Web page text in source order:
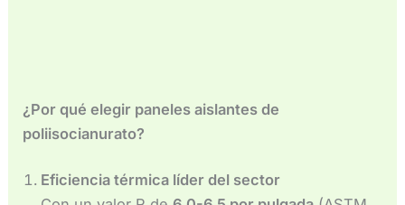
¿Por qué elegir paneles aislantes de
poliisocianurato?
Eficiencia térmica líder del sector